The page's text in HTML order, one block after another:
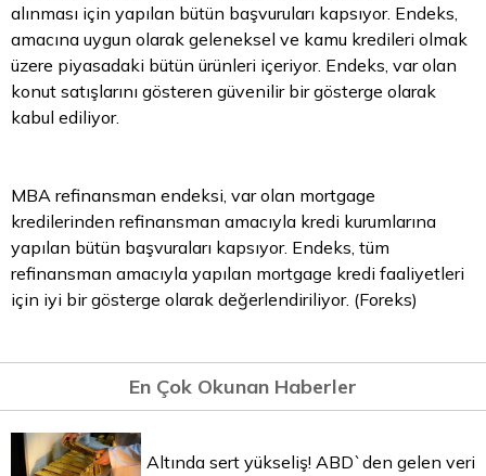
alınması için yapılan bütün başvuruları kapsıyor. Endeks,
amacına uygun olarak geleneksel ve kamu kredileri olmak
üzere piyasadaki bütün ürünleri içeriyor. Endeks, var olan
konut satışlarını gösteren güvenilir bir gösterge olarak
kabul ediliyor.
MBA refinansman endeksi, var olan mortgage
kredilerinden refinansman amacıyla kredi kurumlarına
yapılan bütün başvuraları kapsıyor. Endeks, tüm
refinansman amacıyla yapılan mortgage kredi faaliyetleri
için iyi bir gösterge olarak değerlendiriliyor. (Foreks)
En Çok Okunan Haberler
Altında sert yükseliş! ABD`den gelen veri